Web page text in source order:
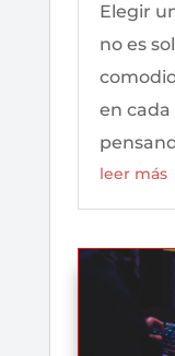
Elegir
no es
en cada
leer más